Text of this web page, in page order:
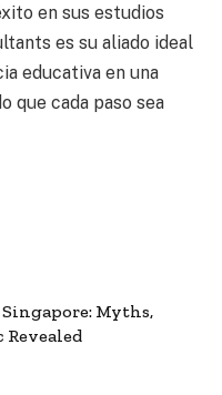
en sus estudios
es su aliado ideal
educativa en una
que cada paso sea
Myths,
Revealed